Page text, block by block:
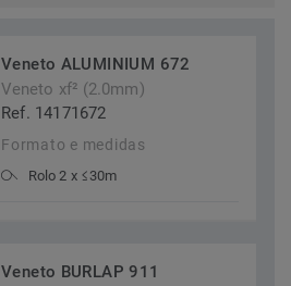
Veneto ALUMINIUM 672
Veneto xf² (2.0mm)
Ref. 14171672
Formato e medidas
Rolo 2 x ≤30m
Veneto BURLAP 911